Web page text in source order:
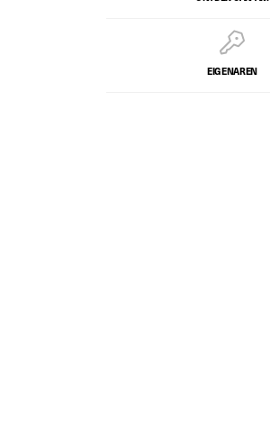
EIGENAREN